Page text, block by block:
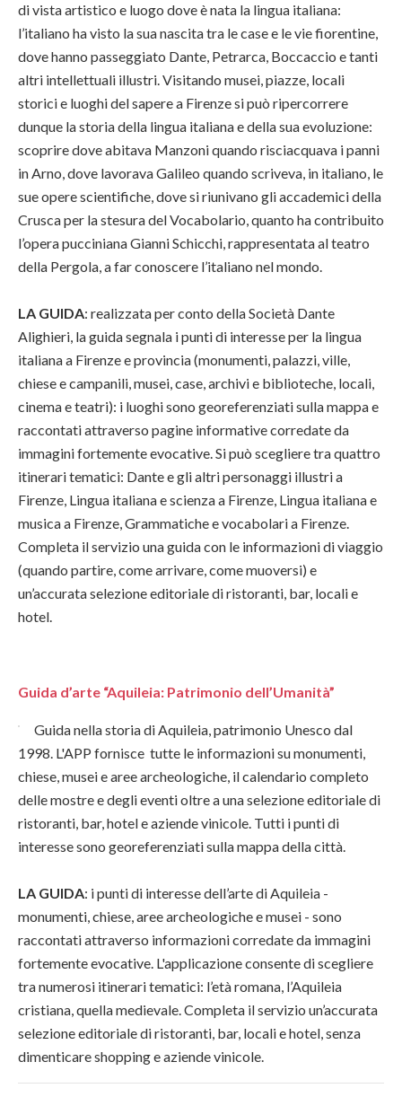
di vista artistico e luogo dove è nata la lingua italiana:
l’italiano ha visto la sua nascita tra le case e le vie fiorentine,
dove hanno passeggiato Dante, Petrarca, Boccaccio e tanti
altri intellettuali illustri. Visitando musei, piazze, locali
storici e luoghi del sapere a Firenze si può ripercorrere
dunque la storia della lingua italiana e della sua evoluzione:
scoprire dove abitava Manzoni quando risciacquava i panni
in Arno, dove lavorava Galileo quando scriveva, in italiano, le
sue opere scientifiche, dove si riunivano gli accademici della
Crusca per la stesura del Vocabolario, quanto ha contribuito
l’opera pucciniana Gianni Schicchi, rappresentata al teatro
della Pergola, a far conoscere l’italiano nel mondo.
LA GUIDA: realizzata per conto della Società Dante
Alighieri, la guida segnala i punti di interesse per la lingua
italiana a Firenze e provincia (monumenti, palazzi, ville,
chiese e campanili, musei, case, archivi e biblioteche, locali,
cinema e teatri): i luoghi sono georeferenziati sulla mappa e
raccontati attraverso pagine informative corredate da
immagini fortemente evocative. Si può scegliere tra quattro
itinerari tematici: Dante e gli altri personaggi illustri a
Firenze, Lingua italiana e scienza a Firenze, Lingua italiana e
musica a Firenze, Grammatiche e vocabolari a Firenze.
Completa il servizio una guida con le informazioni di viaggio
(quando partire, come arrivare, come muoversi) e
un’accurata selezione editoriale di ristoranti, bar, locali e
hotel.
Guida d’arte “Aquileia: Patrimonio dell’Umanità”
Guida nella storia di Aquileia, patrimonio Unesco dal
1998. L'APP fornisce tutte le informazioni su monumenti,
chiese, musei e aree archeologiche, il calendario completo
delle mostre e degli eventi oltre a una selezione editoriale di
ristoranti, bar, hotel e aziende vinicole. Tutti i punti di
interesse sono georeferenziati sulla mappa della città.
LA GUIDA: i punti di interesse dell’arte di Aquileia -
monumenti, chiese, aree archeologiche e musei - sono
raccontati attraverso informazioni corredate da immagini
fortemente evocative. L'applicazione consente di scegliere
tra numerosi itinerari tematici: l’età romana, l’Aquileia
cristiana, quella medievale. Completa il servizio un’accurata
selezione editoriale di ristoranti, bar, locali e hotel, senza
dimenticare shopping e aziende vinicole.